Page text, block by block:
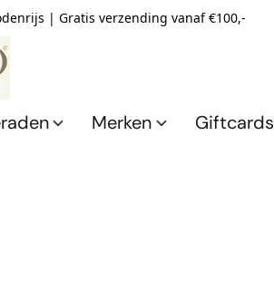
| Gratis verzending vanaf €100,-
Merken Giftcards